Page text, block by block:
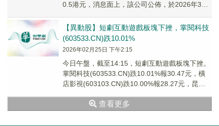
0.5港元，消息面上，該公司公佈，於2026年3月
【異動股】短劇互動遊戲板塊下挫，掌閱科技
(603533.CN)跌10.01%
2026年02月25日 下午2:15
今日午盤，截至14:15，短劇互動遊戲板塊下挫。
掌閱科技(603533.CN)跌10.01%報30.47元，橫
店影視(603103.CN)跌10.00%報28.27元，昆侖
查看更多